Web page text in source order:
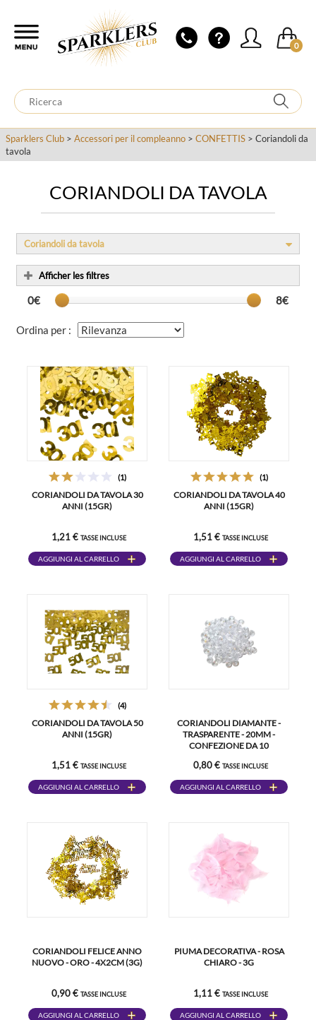
0
Sparklers Club > Accessori per il compleanno > CONFETTIS > Coriandoli da
tavola
CORIANDOLI DA TAVOLA
0€ 8€
Afficher les filtres
Coriandoli da tavola
Ordina per :
(1)
CORIANDOLI DA TAVOLA 30
ANNI (15GR)
1,21 € TASSE INCLUSE
AGGIUNGI AL CARRELLO
(1)
CORIANDOLI DA TAVOLA 40
ANNI (15GR)
1,51 € TASSE INCLUSE
AGGIUNGI AL CARRELLO
(4)
CORIANDOLI DA TAVOLA 50
ANNI (15GR)
1,51 € TASSE INCLUSE
AGGIUNGI AL CARRELLO
CORIANDOLI DIAMANTE -
TRASPARENTE - 20MM -
CONFEZIONE DA 10
0,80 € TASSE INCLUSE
AGGIUNGI AL CARRELLO
CORIANDOLI FELICE ANNO
NUOVO - ORO - 4X2CM (3G)
0,90 € TASSE INCLUSE
AGGIUNGI AL CARRELLO
PIUMA DECORATIVA - ROSA
CHIARO - 3G
1,11 € TASSE INCLUSE
AGGIUNGI AL CARRELLO